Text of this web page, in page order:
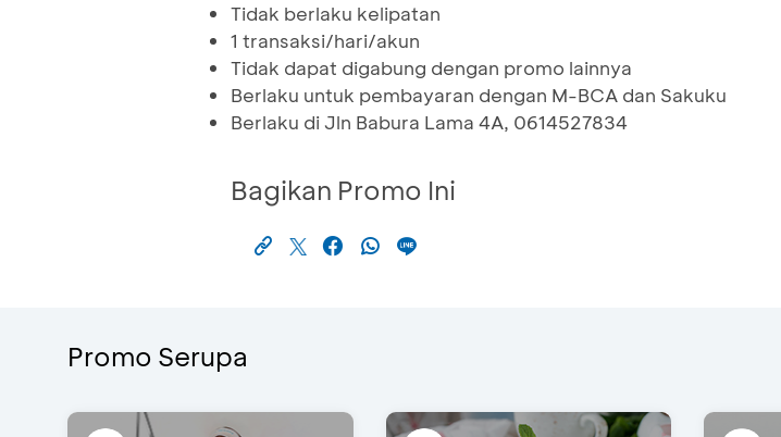
Tidak berlaku kelipatan
1 transaksi/hari/akun
Tidak dapat digabung dengan promo lainnya
Berlaku untuk pembayaran dengan M-BCA dan Sakuku
Berlaku di Jln Babura Lama 4A, 0614527834
Bagikan Promo Ini
Promo Serupa